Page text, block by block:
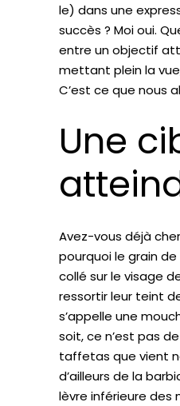
le) dans une
succès ? Moi oui.
entre un objectif
mettant plein la
C’est ce que nous
Une
Avez-vous déjà
pourquoi le grain
collé sur le visage
ressortir leur teint
s’appelle une
soit, ce n’est pas
taffetas que vient
d’ailleurs de la
lèvre inférieure des